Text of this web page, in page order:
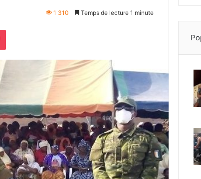
1 310 Temps de lecture 1 minute
Pocket